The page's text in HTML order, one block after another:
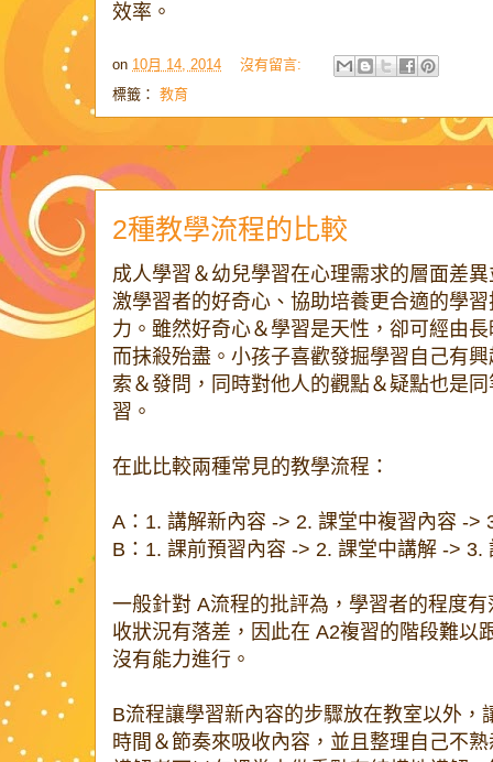
效率。
on 10月 14, 2014
沒有留言:
標籤： 教育
2種教學流程的比較
成人學習＆幼兒學習在心理需求的層面差
激學習者的好奇心、協助培養更合適的學
力。雖然好奇心＆學習是天性，卻可經由
而抹殺殆盡。小孩子喜歡發掘學習自己有
索＆發問，同時對他人的觀點＆疑點也是
習。
在此比較兩種常見的教學流程：
A：1. 講解新內容 -> 2. 課堂中複習內容 ->
B：1. 課前預習內容 -> 2. 課堂中講解 -> 3.
一般針對 A流程的批評為，學習者的程度
收狀況有落差，因此在 A2複習的階段難以
沒有能力進行。
B流程讓學習新內容的步驟放在教室以外，
時間＆節奏來吸收內容，並且整理自己不